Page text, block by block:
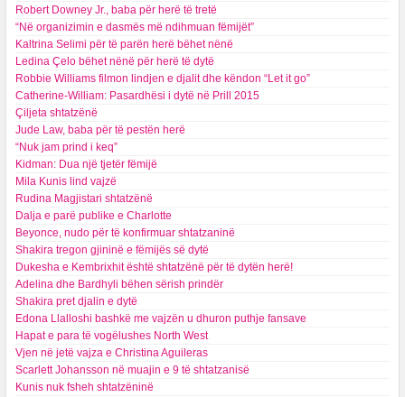
Robert Downey Jr., baba për herë të tretë
“Në organizimin e dasmës më ndihmuan fëmijët”
Kaltrina Selimi për të parën herë bëhet nënë
Ledina Çelo bëhet nënë për herë të dytë
Robbie Williams filmon lindjen e djalit dhe këndon “Let it go”
Catherine-William: Pasardhësi i dytë në Prill 2015
Çiljeta shtatzënë
Jude Law, baba për të pestën herë
“Nuk jam prind i keq”
Kidman: Dua një tjetër fëmijë
Mila Kunis lind vajzë
Rudina Magjistari shtatzënë
Dalja e parë publike e Charlotte
Beyonce, nudo për të konfirmuar shtatzaninë
Shakira tregon gjininë e fëmijës së dytë
Dukesha e Kembrixhit është shtatzënë për të dytën herë!
​Adelina dhe Bardhyli bëhen sërish prindër
Shakira pret djalin e dytë
Edona Llalloshi bashkë me vajzën u dhuron puthje fansave
Hapat e para të vogëlushes North West
Vjen në jetë vajza e Christina Aguileras
Scarlett Johansson në muajin e 9 të shtatzanisë
Kunis nuk fsheh shtatzëninë